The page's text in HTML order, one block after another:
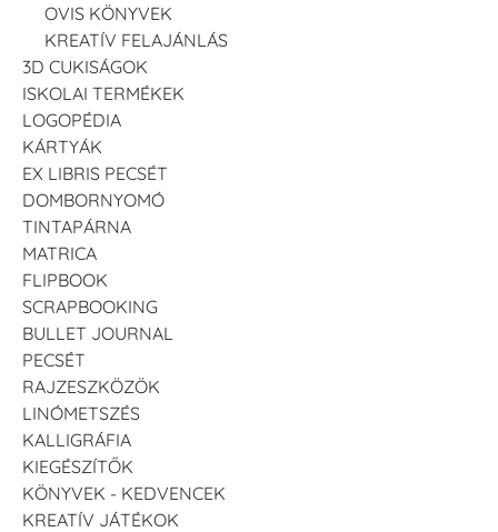
OVIS KÖNYVEK
KREATÍV FELAJÁNLÁS
3D CUKISÁGOK
ISKOLAI TERMÉKEK
LOGOPÉDIA
KÁRTYÁK
EX LIBRIS PECSÉT
DOMBORNYOMÓ
TINTAPÁRNA
MATRICA
FLIPBOOK
SCRAPBOOKING
BULLET JOURNAL
PECSÉT
RAJZESZKÖZÖK
LINÓMETSZÉS
KALLIGRÁFIA
KIEGÉSZÍTŐK
KÖNYVEK - KEDVENCEK
KREATÍV JÁTÉKOK